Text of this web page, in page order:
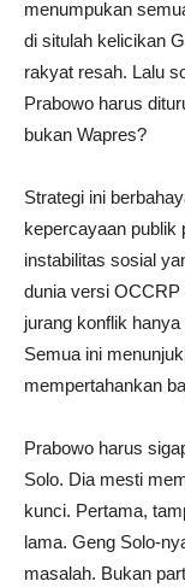
menumpukan
di situlah kelicikan
rakyat resah. Lalu
Prabowo harus
bukan Wapres?
Strategi ini
kepercayaan publik
instabilitas sosial
dunia versi
jurang konflik
Semua ini
mempertahankan
Prabowo harus
Solo. Dia mesti
kunci. Pertama,
lama. Geng Solo-
masalah. Bukan